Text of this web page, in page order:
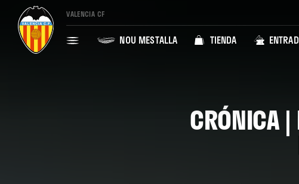
VALENCIA CF
NOU MESTALLA TIENDA
CRÓNICA |